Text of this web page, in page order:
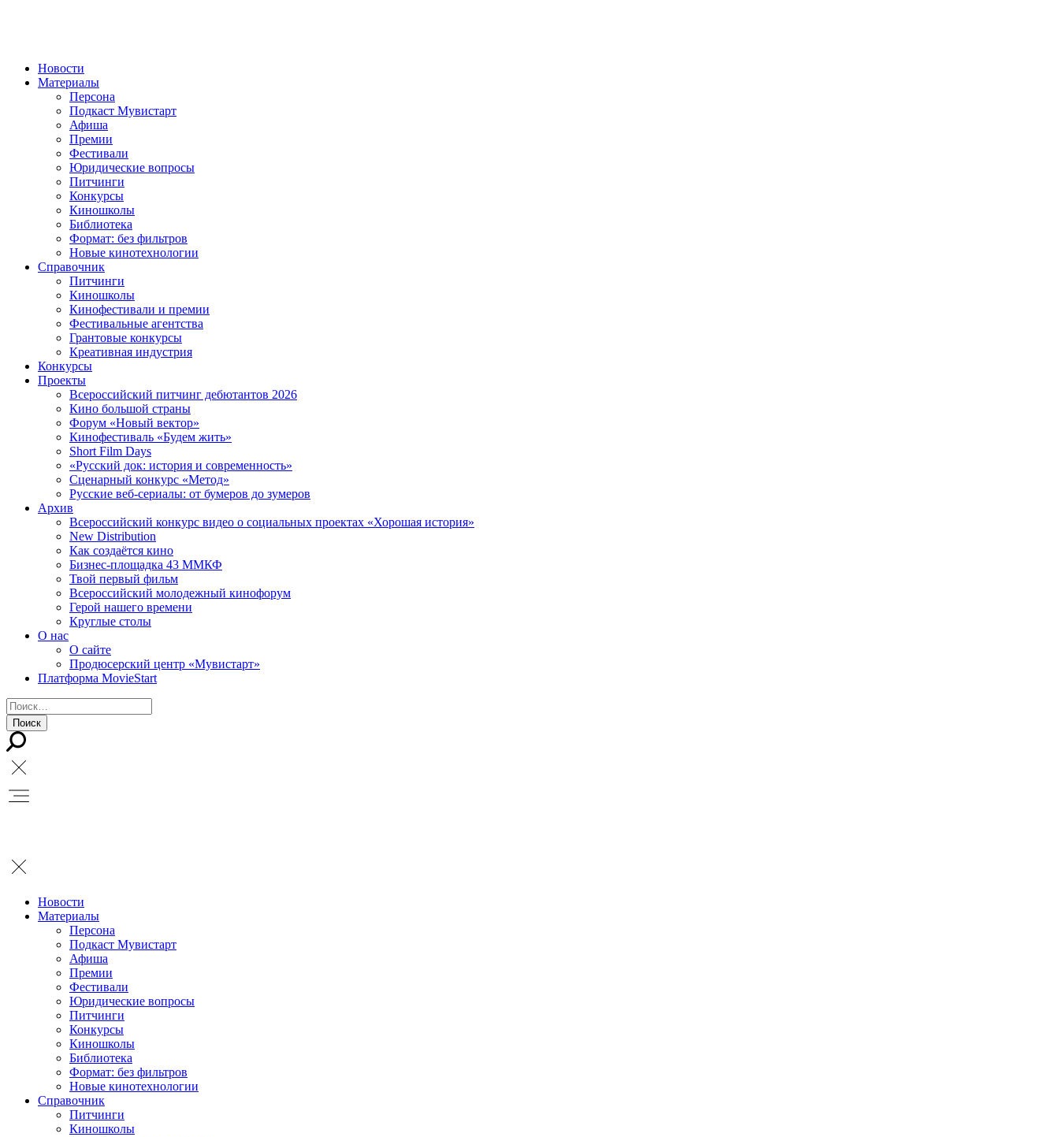
Новости
Материалы
Персона
Подкаст Мувистарт
Афиша
Премии
Фестивали
Юридические вопросы
Питчинги
Конкурсы
Киношколы
Библиотека
Формат: без фильтров
Новые кинотехнологии
Справочник
Питчинги
Киношколы
Кинофестивали и премии
Фестивальные агентства
Грантовые конкурсы
Креативная индустрия
Конкурсы
Проекты
Всероссийский питчинг дебютантов 2026
Кино большой страны
Форум «Новый вектор»
Кинофестиваль «Будем жить»
Short Film Days
«Русский док: история и современность»
Сценарный конкурс «Метод»
Русские веб-сериалы: от бумеров до зумеров
Архив
Всероссийский конкурс видео о социальных проектах «Хорошая история»
New Distribution
Как создаётся кино
Бизнес-площадка 43 ММКФ
Твой первый фильм
Всероссийский молодежный кинофорум
Герой нашего времени
Круглые столы
О нас
О сайте
Продюсерский центр «Мувистарт»
Платформа MovieStart
Новости
Материалы
Персона
Подкаст Мувистарт
Афиша
Премии
Фестивали
Юридические вопросы
Питчинги
Конкурсы
Киношколы
Библиотека
Формат: без фильтров
Новые кинотехнологии
Справочник
Питчинги
Киношколы